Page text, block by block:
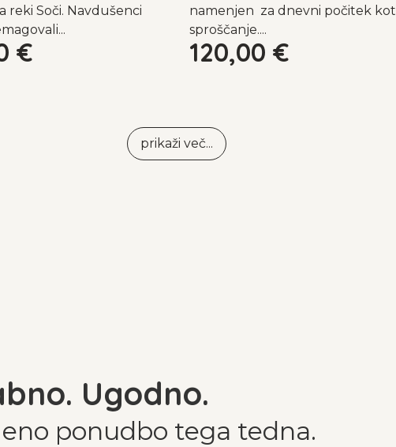
reki Soči. Navdušenci
€
namenjen za dnevni počitek kot
sproščanje....
120,00 €
prikaži več...
Ugodno.
ponudbo tega tedna.